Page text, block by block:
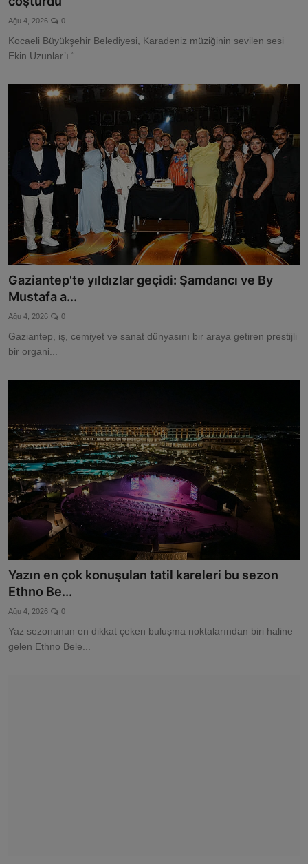
Ağu 4, 2026 0
Kocaeli Büyükşehir Belediyesi, Karadeniz müziğinin sevilen sesi
Ekin Uzunlar’ı “...
Gaziantep'te yıldızlar geçidi: Şamdancı ve By
Mustafa a...
Ağu 4, 2026 0
Gaziantep, iş, cemiyet ve sanat dünyasını bir araya getiren prestijli
bir organi...
Yazın en çok konuşulan tatil kareleri bu sezon
Ethno Be...
Ağu 4, 2026 0
Yaz sezonunun en dikkat çeken buluşma noktalarından biri haline
gelen Ethno Bele...